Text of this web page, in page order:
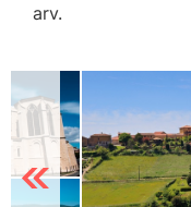
arv.
Previous